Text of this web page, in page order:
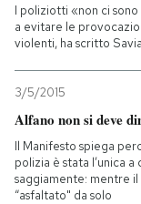
I poliziotti «non ci
a evitare le
violenti, ha scritto
3/5/2015
Alfano non si deve
Il Manifesto spiega
polizia è stata l’unica
saggiamente: mentre il
“asfaltato" da solo